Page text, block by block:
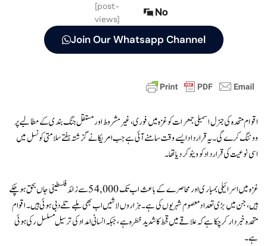
[post-
views]
No
Join Our Whatsapp Channel
اقوام متحدہ کی جنرل اسمبلی جمعرات کو غزہ میں فوری، غیر مشروط اور مستقل جنگ بندی کے مطالبے پر
ووٹنگ کرے گی۔ یہ قرارداد ایسے وقت سامنے آئی ہے جب امریکا نے گزشتہ ہفتے سلامتی کونسل میں
اسی نوعیت کی قرارداد کو ویٹو کر دیا تھا۔
غزہ میں اسرائیلی بمباری اور محاصرے کے باعث اب تک 54,000 سے زائد فلسطینی جاں بحق ہو چکے
ہیں، جن میں بڑی تعداد معصوم شہریوں کی ہے۔ ہزاروں لاشیں اب بھی ملبے تلے دبی ہوئی ہیں۔ اقوام
متحدہ خبردار کر چکا ہے کہ علاقے میں قحط کا شدید خطرہ ہے، جبکہ انسانی امداد کی ترسیل مسلسل رکی ہوئی
ہے۔